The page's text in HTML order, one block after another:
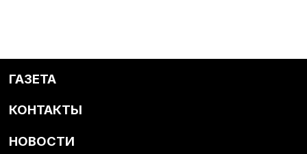
ГАЗЕТА
КОНТАКТЫ
НОВОСТИ